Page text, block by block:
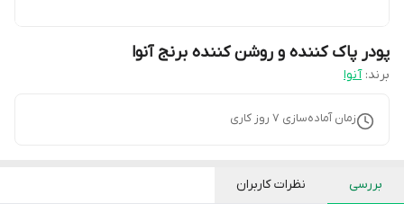
پودر پاک کننده و روشن کننده برنج آنوا
برند: آنوا
زمان آماده‌سازی 7 روز کاری
بررسی نظرات کاربران